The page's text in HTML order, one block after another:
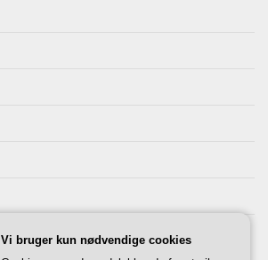
Vi bruger kun nødvendige cookies